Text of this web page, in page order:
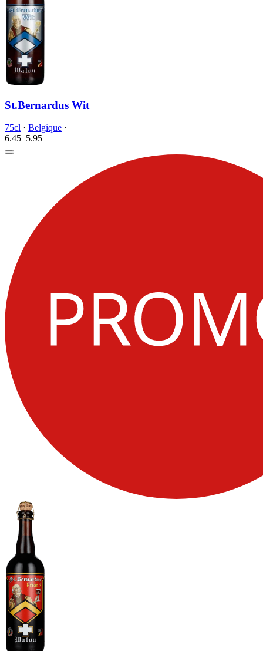
St.Bernardus Wit
75cl · Belgique ·
6.45 5.95